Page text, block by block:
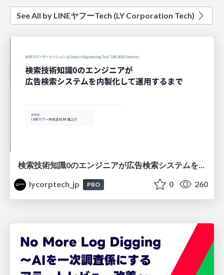
See All by LINEヤフーTech (LY Corporation Tech)
検索技術知識0のエンジニアが広告検索システムを内製化して運用するまで
lycorptech_jp
PRO 0 260